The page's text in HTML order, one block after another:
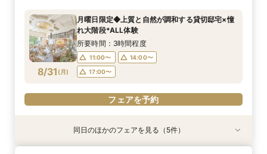
8/30(日)
9:00〜 14:00〜
フェアを予約
8/30(日)
9:00〜 14:00〜
フェアを予約
8/30(日)
10:00〜 15:00〜
フェアを予約
8/30(日)
9:00〜 14:00〜
フェアを予約
8/30(日)
9:00〜 14:00〜
フェアを予約
8/30(日)
9:00〜 14:00〜
フェアを予約
8/30(日)
9:00〜 14:00〜
フェアを予約
8/31 (月)
月曜日限定◆上質と自然が調和する貸切邸宅×憧
れ大階段*ALL体験
所要時間：3時間程度
11:00〜
14:00〜
17:00〜
フェアを予約
特典あり
特典あり
特典あり
特典あり同日のほかのフェアを見る（5件）